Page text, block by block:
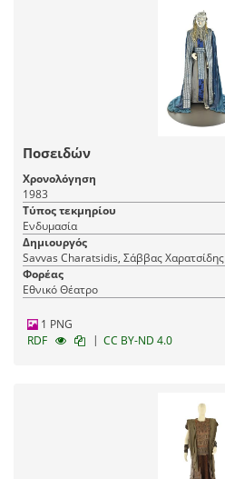
Ποσειδών
Χρονολόγηση
1983
Τύπος τεκμηρίου
Ενδυμασία
Δημιουργός
Savvas Charatsidis, Σάββας Χαρατσίδης
Φορέας
Εθνικό Θέατρο
1 PNG
RDF
| CC BY-ND 4.0